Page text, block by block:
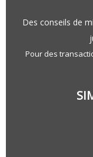
Des conseils de
Pour des